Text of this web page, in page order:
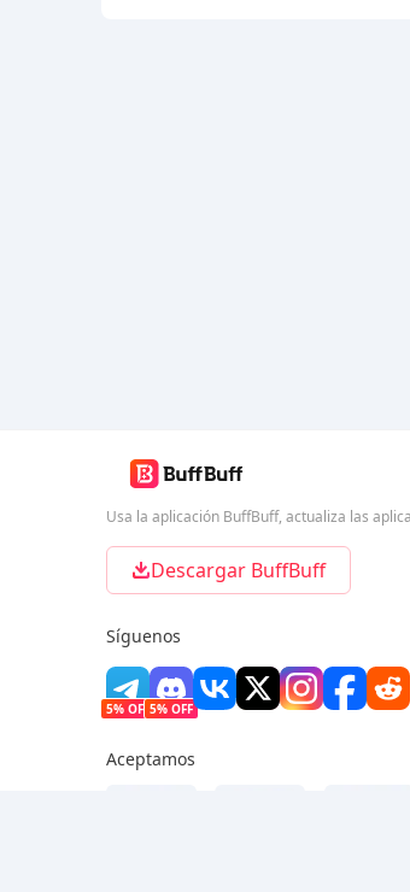
Usa la aplicación BuffBuff, actualiza las
Descargar BuffBuff
Síguenos
5% OFF 5% OFF
Aceptamos